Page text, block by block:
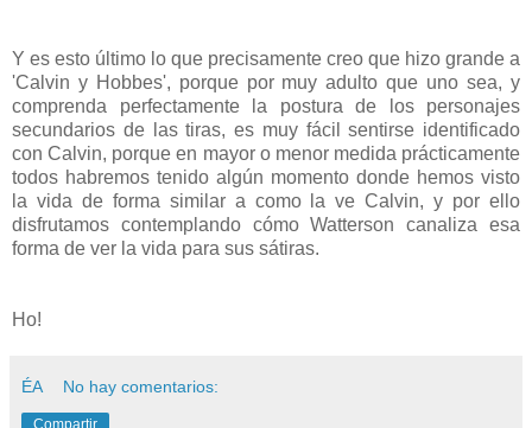
Y es esto último lo que precisamente creo que hizo grande a
'Calvin y Hobbes', porque por muy adulto que uno sea, y
comprenda perfectamente la postura de los personajes
secundarios de las tiras, es muy fácil sentirse identificado
con Calvin, porque en mayor o menor medida prácticamente
todos habremos tenido algún momento donde hemos visto
la vida de forma similar a como la ve Calvin, y por ello
disfrutamos contemplando cómo Watterson canaliza esa
forma de ver la vida para sus sátiras.
Ho!
ÉA No hay comentarios:
Compartir